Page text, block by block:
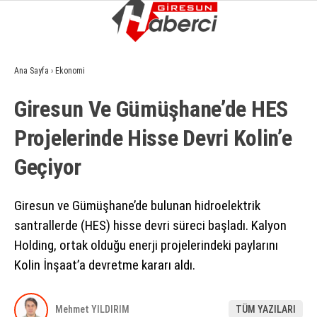
GÜNDEM
EKONOMI
SIYASET
ASAYIŞ
SPOR
YAŞAM
SAĞLIK
Ana Sayfa › Ekonomi
Giresun Ve Gümüşhane’de HES
Projelerinde Hisse Devri Kolin’e
Geçiyor
Giresun ve Gümüşhane’de bulunan hidroelektrik
santrallerde (HES) hisse devri süreci başladı. Kalyon
Holding, ortak olduğu enerji projelerindeki paylarını
Kolin İnşaat’a devretme kararı aldı.
Mehmet YILDIRIM TÜM YAZILARI